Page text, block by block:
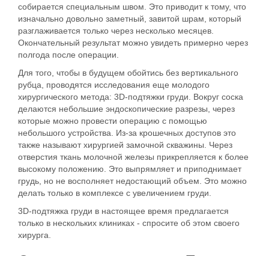
собирается специальным швом. Это приводит к тому, что
изначально довольно заметный, завитой шрам, который
разглаживается только через несколько месяцев.
Окончательный результат можно увидеть примерно через
полгода после операции.
Для того, чтобы в будущем обойтись без вертикального
рубца, проводятся исследования еще молодого
хирургического метода: 3D-подтяжки груди. Вокруг соска
делаются небольшие эндоскопические разрезы, через
которые можно провести операцию с помощью
небольшого устройства. Из-за крошечных доступов это
также называют хирургией замочной скважины. Через
отверстия ткань молочной железы прикрепляется к более
высокому положению. Это выпрямляет и приподнимает
грудь, но не восполняет недостающий объем. Это можно
делать только в комплексе с увеличением груди.
3D-подтяжка груди в настоящее время предлагается
только в нескольких клиниках - спросите об этом своего
хирурга.